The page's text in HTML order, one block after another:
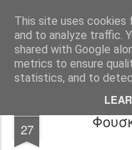
This site uses cookies
and to analyze traffic.
shared with Google
metrics to ensure
statistics, and to
Agro-Help.gr
27